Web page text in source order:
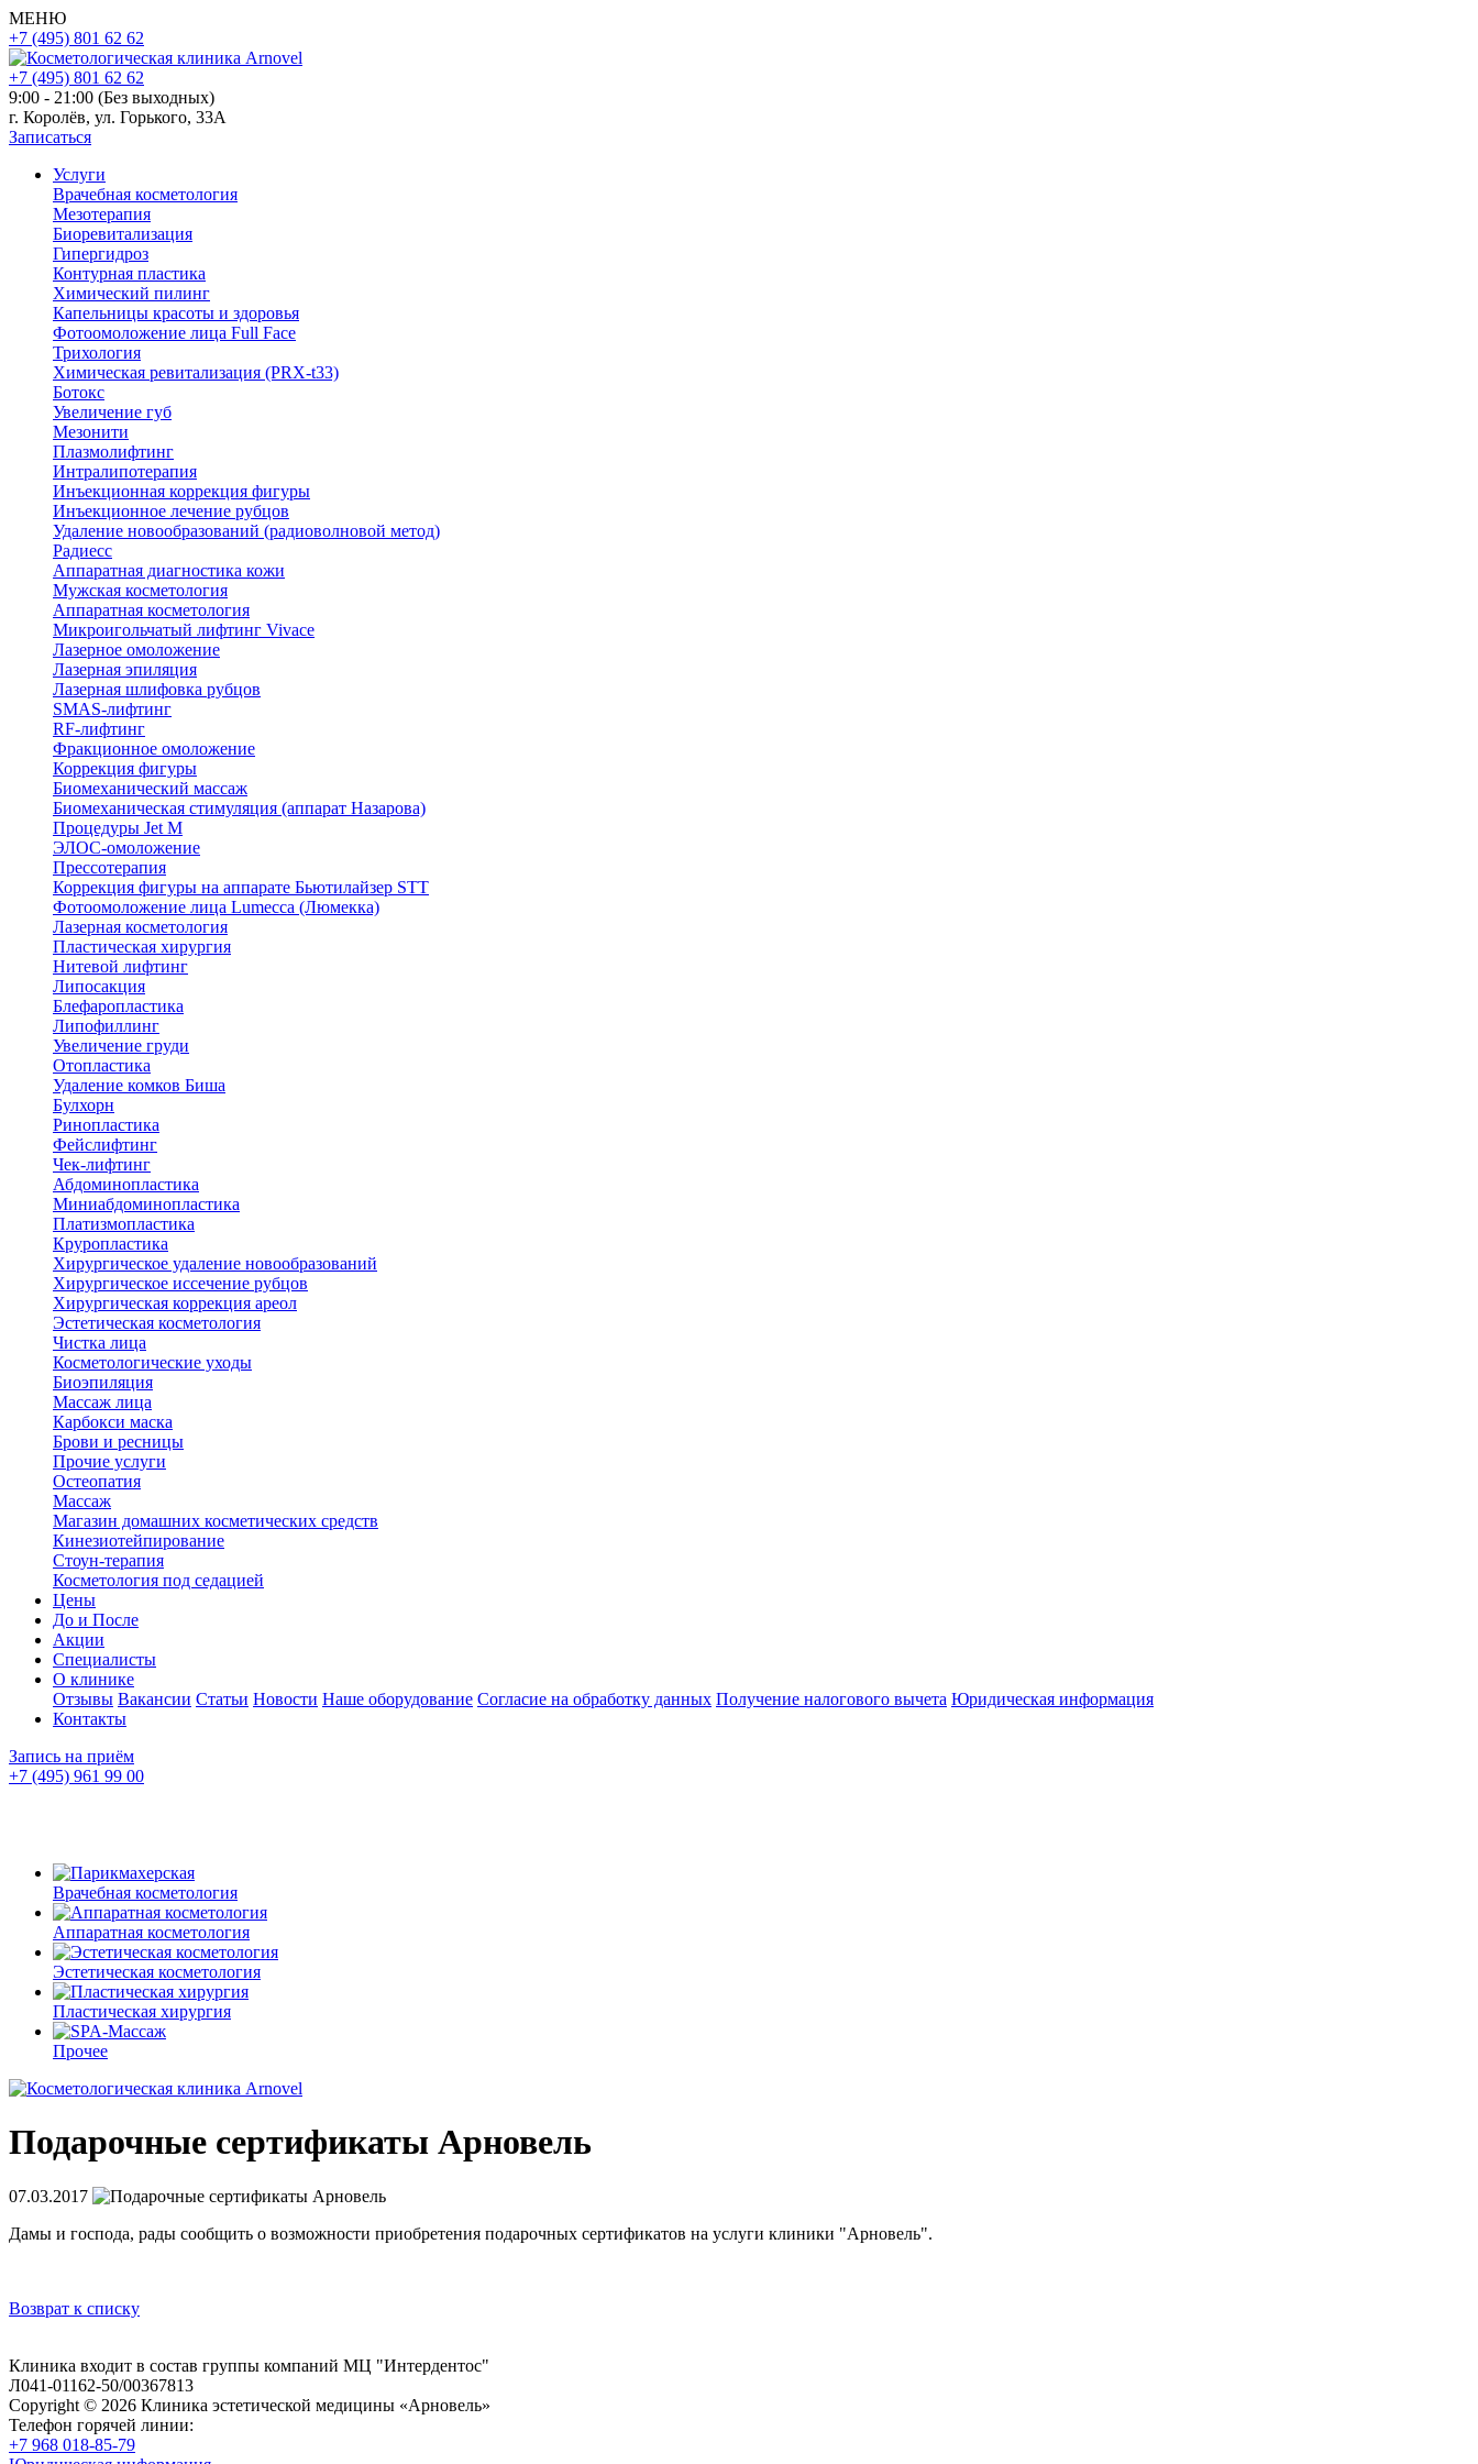
МЕНЮ
+7 (495) 801 62 62
+7 (495) 801 62 62
9:00 - 21:00 (Без выходных)
г. Королёв, ул. Горького, 33А
Записаться
Услуги
Врачебная косметология
Мезотерапия
Биоревитализация
Гипергидроз
Контурная пластика
Химический пилинг
Капельницы красоты и здоровья
Фотоомоложение лица Full Face
Трихология
Химическая ревитализация (PRX-t33)
Ботокс
Увеличение губ
Мезонити
Плазмолифтинг
Интралипотерапия
Инъекционная коррекция фигуры
Инъекционное лечение рубцов
Удаление новообразований (радиоволновой метод)
Радиесс
Аппаратная диагностика кожи
Мужская косметология
Аппаратная косметология
Микроигольчатый лифтинг Vivace
Лазерное омоложение
Лазерная эпиляция
Лазерная шлифовка рубцов
SMAS-лифтинг
RF-лифтинг
Фракционное омоложение
Коррекция фигуры
Биомеханический массаж
Биомеханическая стимуляция (аппарат Назарова)
Процедуры Jet M
ЭЛОС-омоложение
Прессотерапия
Коррекция фигуры на аппарате Бьютилайзер STT
Фотоомоложение лица Lumecca (Люмекка)
Лазерная косметология
Пластическая хирургия
Нитевой лифтинг
Липосакция
Блефаропластика
Липофиллинг
Увеличение груди
Отопластика
Удаление комков Биша
Булхорн
Ринопластика
Фейслифтинг
Чек-лифтинг
Абдоминопластика
Миниабдоминопластика
Платизмопластика
Круропластика
Хирургическое удаление новообразований
Хирургическое иссечение рубцов
Хирургическая коррекция ареол
Эстетическая косметология
Чистка лица
Косметологические уходы
Биоэпиляция
Массаж лица
Карбокси маска
Брови и ресницы
Прочие услуги
Остеопатия
Массаж
Магазин домашних косметических средств
Кинезиотейпирование
Стоун-терапия
Косметология под седацией
Цены
До и После
Акции
Специалисты
О клинике
Отзывы Вакансии Статьи Новости Наше оборудование Согласие на обработку данных Получение налогового вычета Юридическая информация
Контакты
Запись на приём
+7 (495) 961 99 00
Врачебная косметология
Аппаратная косметология
Эстетическая косметология
Пластическая хирургия
Прочее
Подарочные сертификаты Арновель
07.03.2017
Дамы и господа, рады сообщить о возможности приобретения подарочных сертификатов на услуги клиники "Арновель".
Возврат к списку
Клиника входит в состав группы компаний МЦ "Интердентос"
Л041-01162-50/00367813
Copyright © 2026 Клиника эстетической медицины «Арновель»
Телефон горячей линии:
+7 968 018-85-79